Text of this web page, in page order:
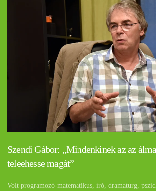
Szendi Gábor: „Mindenkinek az az
teleehesse magát”
Volt programozó-matematikus, író, dramaturg,